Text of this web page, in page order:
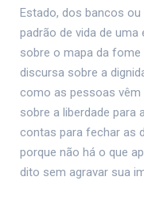
Estado, dos bancos
padrão de vida de
sobre o mapa da
discursa sobre a
como as pessoas vêm
sobre a liberdade para
contas para fechar as
porque não há o que
dito sem agravar sua